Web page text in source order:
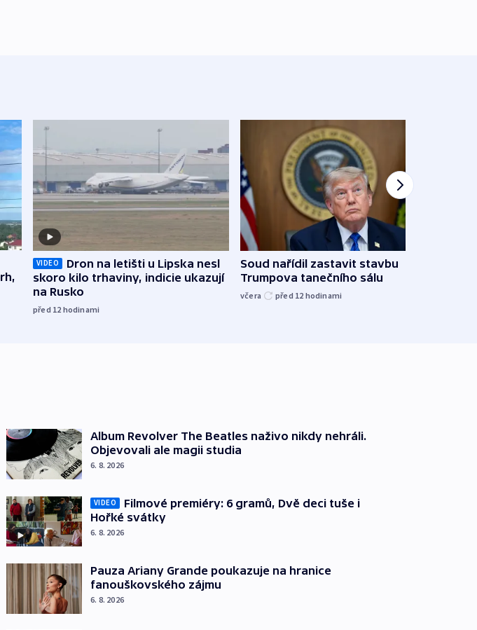
VIDEO
Dron na letišti u Lipska nesl
skoro kilo trhaviny, indicie ukazují
na Rusko
před 12 hodinami
Soud nařídil zastavit stavbu
Trumpova tanečního sálu
včera před 12 hodinami
Album Revolver The Beatles naživo nikdy nehráli.
Objevovali ale magii studia
6. 8. 2026
VIDEO
Filmové premiéry: 6 gramů, Dvě deci tuše i
Hořké svátky
6. 8. 2026
Pauza Ariany Grande poukazuje na hranice
fanouškovského zájmu
6. 8. 2026